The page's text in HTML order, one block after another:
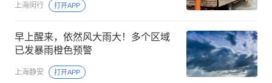
上海闵行 打开APP
早上醒来，依然风大雨大！多个区域
已发暴雨橙色预警
上海静安 打开APP